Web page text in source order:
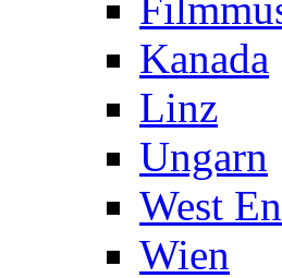
Kanada
Linz
Ungarn
West
Wien